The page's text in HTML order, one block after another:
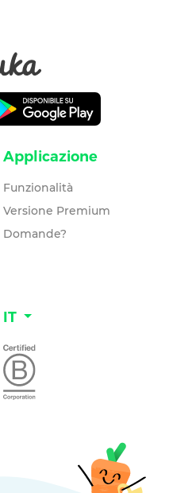
Applicazione
Funzionalità
Versione Premium
Domande?
IT